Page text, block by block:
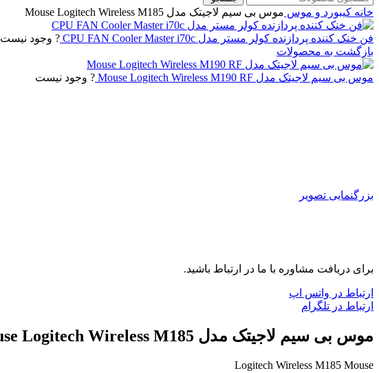
خانه کیبورد و موس موس بی سیم لاجیتک مدل Mouse Logitech Wireless M185
فن خنک کننده پردازنده کولر مستر مدل CPU FAN Cooler Master i70c
? وجود نیست
بازگشت به محصولات
موس بی سیم لاجیتک مدل Mouse Logitech Wireless M190 RF ? وجود نیست
بزرگنمایی تصویر
برای دریافت مشاوره با ما در ارتباط باشید.
ارتباط در واتس اپ
ارتباط در تلگرام
موس بی سیم لاجیتک مدل Mouse Logitech Wireless M185
Logitech Wireless M185 Mouse